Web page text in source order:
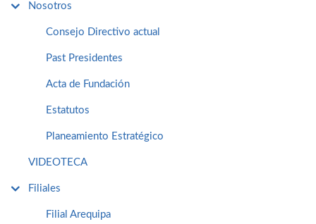
Nosotros
Consejo Directivo actual
Past Presidentes
Acta de Fundación
Estatutos
Planeamiento Estratégico
VIDEOTECA
Filiales
Filial Arequipa